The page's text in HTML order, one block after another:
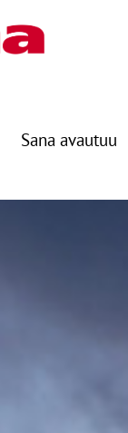
Sana avautuu